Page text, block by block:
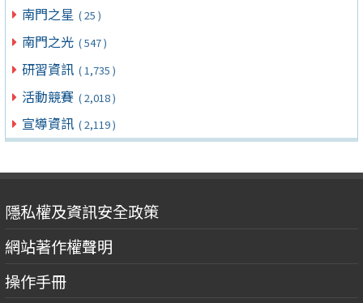
南門之星 ( 25 )
南門之光 ( 547 )
研習資訊 ( 1,735 )
活動競賽 ( 2,018 )
宣導資訊 ( 2,119 )
隱私權及資訊安全政策
網站著作權聲明
操作手冊